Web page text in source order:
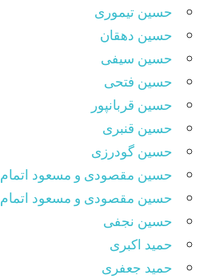
حسین تیموری
حسین دهقان
حسین سیفی
حسین فتحی
حسین قربانپور
حسین قنبری
حسین گودرزی
حسین مقصودى و مسعود اتمام
حسین مقصودی و مسعود اتمام
حسین نجفی
حمید اکبری
حمید جعفری